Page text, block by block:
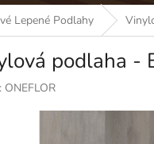
Lepené Podlahy
podlaha -
ONEFLOR